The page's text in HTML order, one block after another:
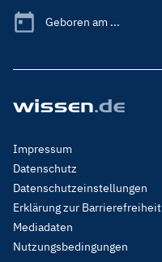
Geboren am ...
Footer
Menu
Legal
Impressum
Datenschutz
Datenschutzeinstellungen
Erklärung zur Barrierefreiheit
Mediadaten
Nutzungsbedingungen